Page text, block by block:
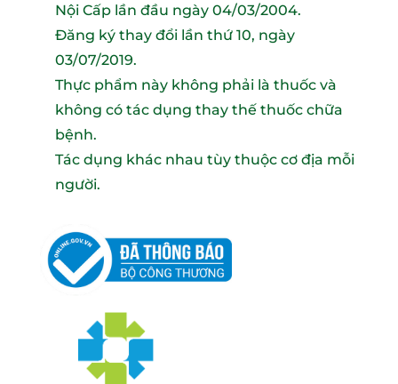
Nội Cấp lần đầu ngày 04/03/2004.
Đăng ký thay đổi lần thứ 10, ngày
03/07/2019.
Thực phẩm này không phải là thuốc và
không có tác dụng thay thế thuốc chữa
bệnh.
Tác dụng khác nhau tùy thuộc cơ địa mỗi
người.